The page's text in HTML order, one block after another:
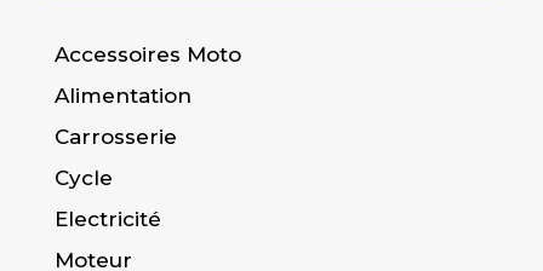
Accessoires Moto
Alimentation
Carrosserie
Cycle
Electricité
Moteur